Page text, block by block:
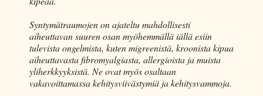
Syntymätraumojen on ajateltu mahdollisesti
aiheuttavan suuren osan myöhemmällä iällä esiin
tulevista ongelmista, kuten migreenistä, kroonista kipua
aiheuttavasta fibromyalgiasta, allergioista ja muista
yliherkkyyksistä. Ne ovat myös osaltaan
vakavoittamassa kehitysviivästymiä ja kehitysvammoja.